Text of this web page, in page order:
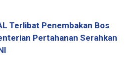
Terlibat Penembakan Bos
Pertahanan Serahkan